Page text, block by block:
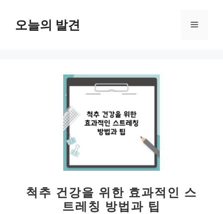
오늘의 발견 메
척추 건강을 위한 효과적인 스
트레칭 방법과 팁